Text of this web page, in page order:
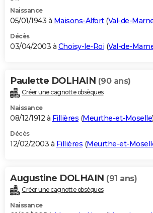
Naissance
05/01/1943 à Maisons-Alfort(Val-de-
Décès
03/04/2003 à Choisy-le-Roi (Val-de-
Paulette DOLHAIN (90 ans)
Créer une cagnotte obsèques
Naissance
08/12/1912 à Fillières (Meurthe-et-Moselle)
Décès
12/02/2003 à Fillières (Meurthe-et-
Augustine DOLHAIN (91 ans)
Créer une cagnotte obsèques
Naissance